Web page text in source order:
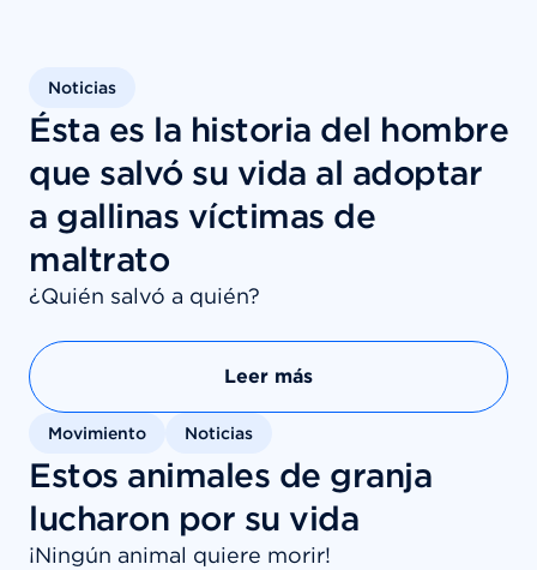
Noticias
Ésta es la historia del hombre
que salvó su vida al adoptar
a gallinas víctimas de
maltrato
¿Quién salvó a quién?
Leer más
Movimiento Noticias
Estos animales de granja
lucharon por su vida
¡Ningún animal quiere morir!